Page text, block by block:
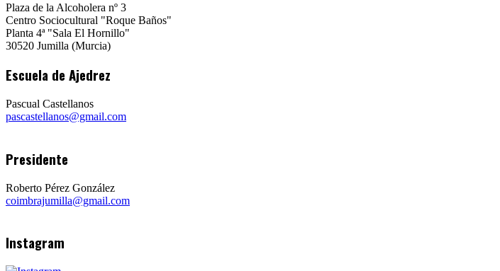
Plaza de la Alcoholera nº 3
Centro Sociocultural "Roque Baños"
Planta 4ª "Sala El Hornillo"
30520 Jumilla (Murcia)
Escuela de Ajedrez
Pascual Castellanos
pascastellanos@gmail.com
Presidente
Roberto Pérez González
coimbrajumilla@gmail.com
Instagram